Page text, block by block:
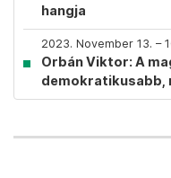
hangja
2023. November 13. –
Orbán Viktor: A
demokratikusabb,